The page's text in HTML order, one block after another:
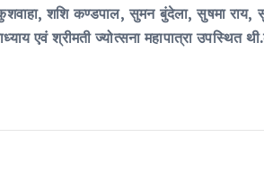
शशि कण्डपाल, सुमन बुंदेला, सुषमा राय,
एवं श्रीमती ज्योत्सना महापात्रा उपस्थित